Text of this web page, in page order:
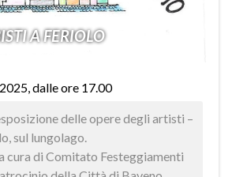
A FERIOLO
dalle ore 17.00
delle opere degli artisti –
sul lungolago.
cura di Comitato Festeggiamenti